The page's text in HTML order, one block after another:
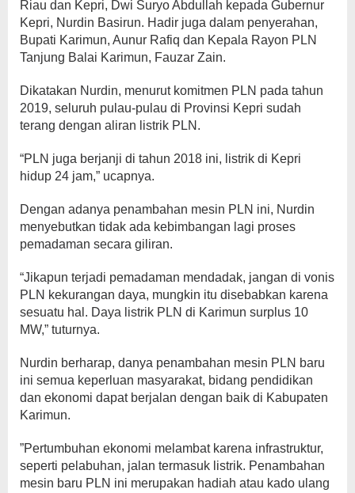
Riau dan Kepri, Dwi Suryo Abdullah kepada Gubernur
Kepri, Nurdin Basirun. Hadir juga dalam penyerahan,
Bupati Karimun, Aunur Rafiq dan Kepala Rayon PLN
Tanjung Balai Karimun, Fauzar Zain.
Dikatakan Nurdin, menurut komitmen PLN pada tahun
2019, seluruh pulau-pulau di Provinsi Kepri sudah
terang dengan aliran listrik PLN.
“PLN juga berjanji di tahun 2018 ini, listrik di Kepri
hidup 24 jam,” ucapnya.
Dengan adanya penambahan mesin PLN ini, Nurdin
menyebutkan tidak ada kebimbangan lagi proses
pemadaman secara giliran.
“Jikapun terjadi pemadaman mendadak, jangan di vonis
PLN kekurangan daya, mungkin itu disebabkan karena
sesuatu hal. Daya listrik PLN di Karimun surplus 10
MW,” tuturnya.
Nurdin berharap, danya penambahan mesin PLN baru
ini semua keperluan masyarakat, bidang pendidikan
dan ekonomi dapat berjalan dengan baik di Kabupaten
Karimun.
”Pertumbuhan ekonomi melambat karena infrastruktur,
seperti pelabuhan, jalan termasuk listrik. Penambahan
mesin baru PLN ini merupakan hadiah atau kado ulang